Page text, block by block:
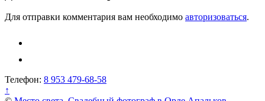
записям
Для отправки комментария вам необходимо авторизоваться.
Телефон: 8 953 479-68-58
↑